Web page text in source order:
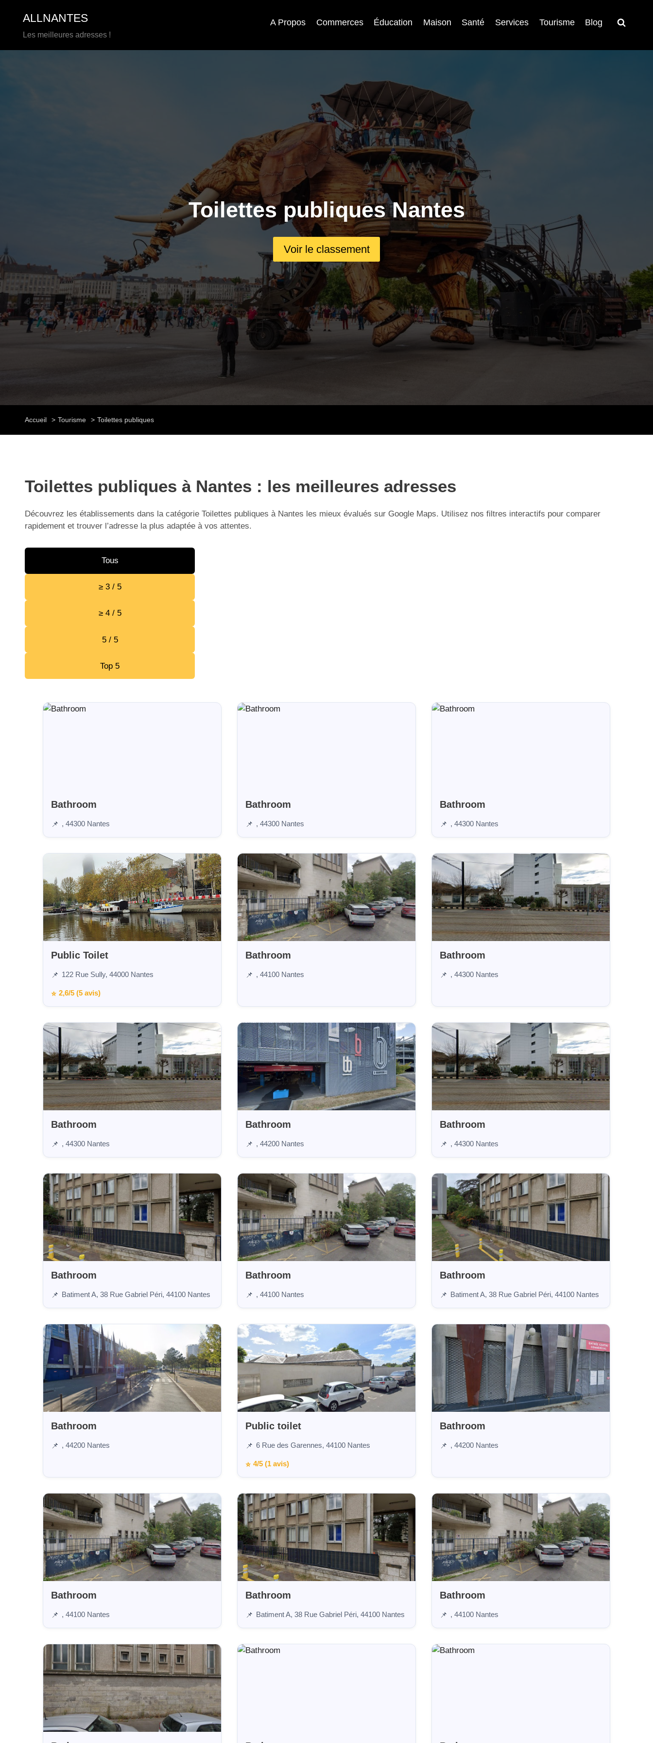
contenu
ALLNANTES
Les meilleures adresses !
A Propos Commerces Éducation Maison Santé Services Tourisme Blog
Toilettes publiques Nantes
Voir le classement
Accueil Tourisme Toilettes publiques
Toilettes publiques à Nantes : les meilleures adresses
Découvrez les établissements dans la catégorie Toilettes publiques à Nantes les mieux évalués sur Google Maps. Utilisez nos filtres interactifs pour comparer
rapidement et trouver l’adresse la plus adaptée à vos attentes.
Tous
≥ 3 / 5
≥ 4 / 5
5 / 5
Top 5
Bathroom
📌 , 44300 Nantes
Bathroom
📌 , 44300 Nantes
Bathroom
📌 , 44300 Nantes
Public Toilet
📌 122 Rue Sully, 44000 Nantes
⭐ 2,6/5 (5 avis)
Bathroom
📌 , 44100 Nantes
Bathroom
📌 , 44300 Nantes
Bathroom
📌 , 44300 Nantes
Bathroom
📌 , 44200 Nantes
Bathroom
📌 , 44300 Nantes
Bathroom
📌 Batiment A, 38 Rue Gabriel Péri, 44100 Nantes
Bathroom
📌 , 44100 Nantes
Bathroom
📌 Batiment A, 38 Rue Gabriel Péri, 44100 Nantes
Bathroom
📌 , 44200 Nantes
Public toilet
📌 6 Rue des Garennes, 44100 Nantes
⭐ 4/5 (1 avis)
Bathroom
📌 , 44200 Nantes
Bathroom
📌 , 44100 Nantes
Bathroom
📌 Batiment A, 38 Rue Gabriel Péri, 44100 Nantes
Bathroom
📌 , 44100 Nantes